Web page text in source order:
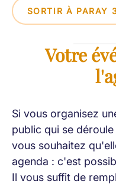
SORTIR À PARAY
Votre
Si vous organisez
public qui se
vous souhaitez
agenda : c'est
Il vous suffit de